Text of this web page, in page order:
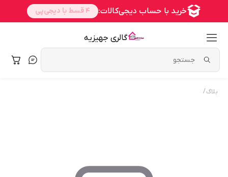
گالری جهیزیه
بلاگ/